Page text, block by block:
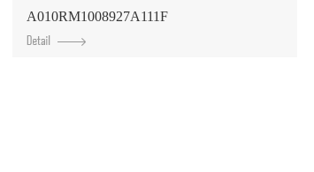
A010RM1008927A111F